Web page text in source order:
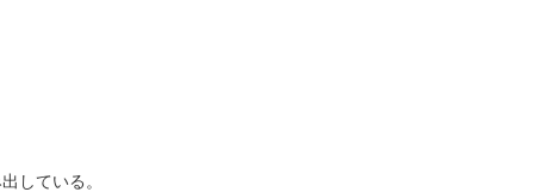
している。